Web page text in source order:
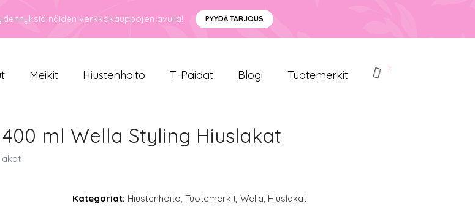
näiden verkkokauppojen avulla! PYYDÄ TARJOUS
Meikit Hiustenhoito T-Paidat Blogi Tuotemerkit
ml Wella Styling Hiuslakat
Kategoriat: Hiustenhoito, Tuotemerkit, Wella, Hiuslakat